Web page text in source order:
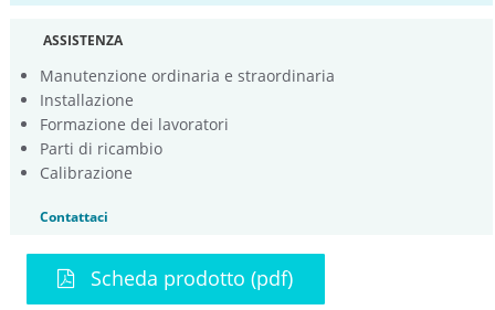
ASSISTENZA
Manutenzione ordinaria e straordinaria
Installazione
Formazione dei lavoratori
Parti di ricambio
Calibrazione
Contattaci
Scheda prodotto (pdf)